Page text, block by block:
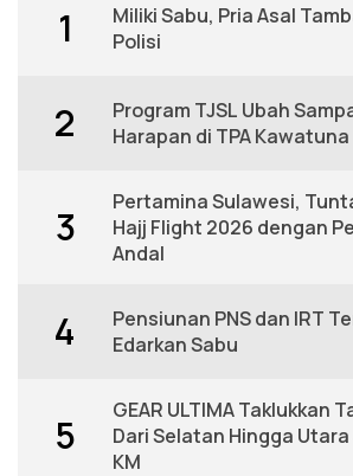
1
Miliki Sabu, Pria Asal
Polisi
2
Program TJSL Ubah
Harapan di TPA Kawatuna
3
Pertamina Sulawesi,
Hajj Flight 2026 dengan
Andal
4
Pensiunan PNS dan IRT
Edarkan Sabu
5
GEAR ULTIMA Taklukkan
Dari Selatan Hingga
KM